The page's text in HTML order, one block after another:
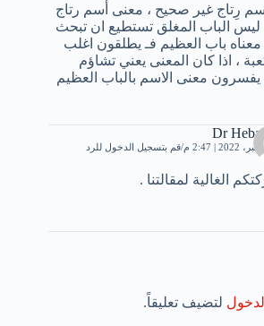
رِتاج غير صحيح ، معنى أسم رتاج
ليس الباب المغلق تستطيع ان تبحث
معناه باب العظيم فـ يطلقون اغلب
، اذا كان المعنى يعني تشاؤم
يفسرون معنى الاسم بالباب العظيم
Dr
قم بتسجيل الدخول للرد
الغالية لمقالتنا .
لتضيف تعليقاً.